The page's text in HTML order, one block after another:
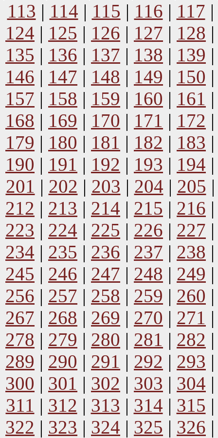
113 | 114 | 115 | 116 | 117
124 | 125 | 126 | 127 | 128
135 | 136 | 137 | 138 | 139
146 | 147 | 148 | 149 | 150
157 | 158 | 159 | 160 | 161
168 | 169 | 170 | 171 | 172
179 | 180 | 181 | 182 | 183
190 | 191 | 192 | 193 | 194
201 | 202 | 203 | 204 | 205
212 | 213 | 214 | 215 | 216
223 | 224 | 225 | 226 | 227
234 | 235 | 236 | 237 | 238
245 | 246 | 247 | 248 | 249
256 | 257 | 258 | 259 | 260
267 | 268 | 269 | 270 | 271
278 | 279 | 280 | 281 | 282
289 | 290 | 291 | 292 | 293
300 | 301 | 302 | 303 | 304
311 | 312 | 313 | 314 | 315
322 | 323 | 324 | 325 | 326